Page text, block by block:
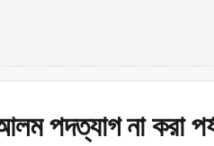
পদত্যাগ না করা